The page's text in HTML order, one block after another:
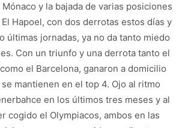
y la bajada de varias posiciones
Hapoel, con dos derrotas estos días y
últimas jornadas, ya no da tanto miedo
Con un triunfo y una derrota tanto el
el Barcelona, ganaron a domicilio
mantienen en el top 4. Ojo al ritmo
en los últimos tres meses y al
cogido el Olympiacos, ambos en las